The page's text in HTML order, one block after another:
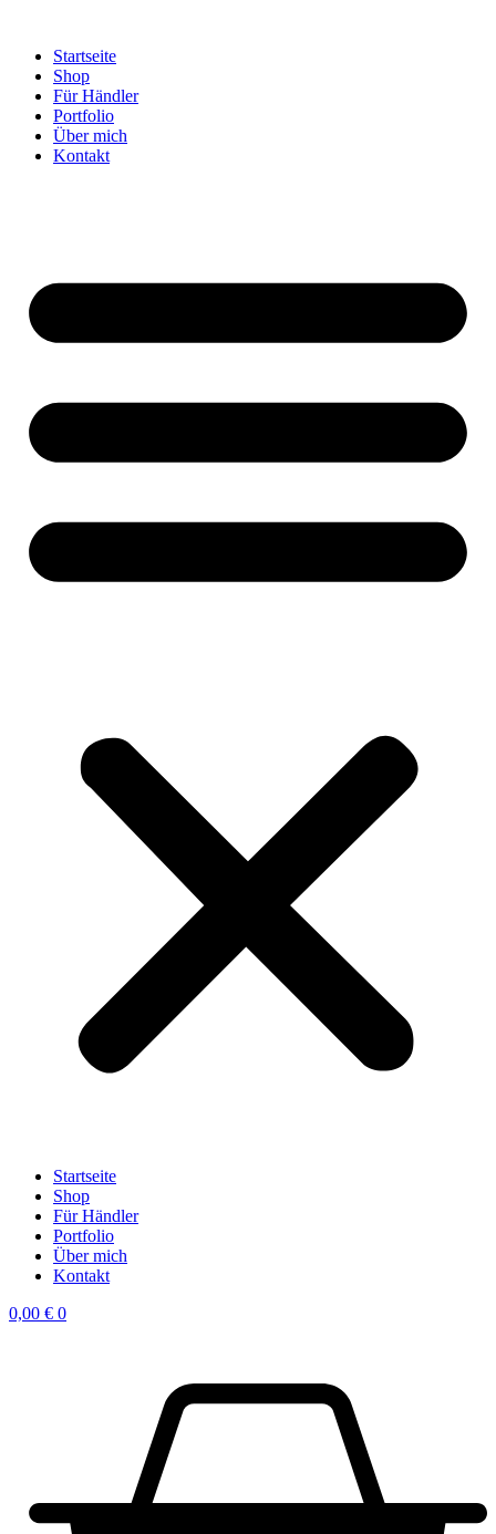
Startseite
Shop
Für Händler
Portfolio
Über mich
Kontakt
Startseite
Shop
Für Händler
Portfolio
Über mich
Kontakt
0,00 € 0